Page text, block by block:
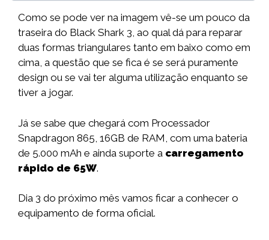
Como se pode ver na imagem vê-se um pouco da
traseira do Black Shark 3, ao qual dá para reparar
duas formas triangulares tanto em baixo como em
cima, a questão que se fica é se será puramente
design ou se vai ter alguma utilização enquanto se
tiver a jogar.
Já se sabe que chegará com Processador
Snapdragon 865, 16GB de RAM, com uma bateria
de 5.000 mAh e ainda suporte a carregamento
rápido de 65W.
Dia 3 do próximo mês vamos ficar a conhecer o
equipamento de forma oficial.